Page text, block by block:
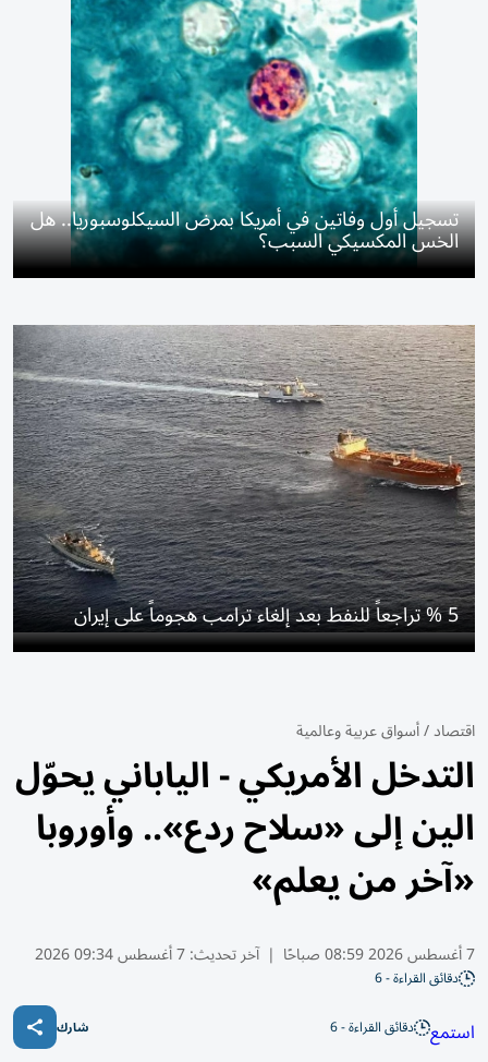
تسجيل أول وفاتين في أمريكا بمرض السيكلوسبوريا.. هل
الخس المكسيكي السبب؟
5 % تراجعاً للنفط بعد إلغاء ترامب هجوماً على إيران
اقتصاد/أسواق عربية وعالمية
التدخل الأمريكي - الياباني يحوّل
الين إلى «سلاح ردع».. وأوروبا
«آخر من يعلم»
7 أغسطس 2026 08:59 صباحًا | آخر تحديث:7 أغسطس 09:34 2026
دقائق القراءة - 6
استمع دقائق القراءة - 6 شارك